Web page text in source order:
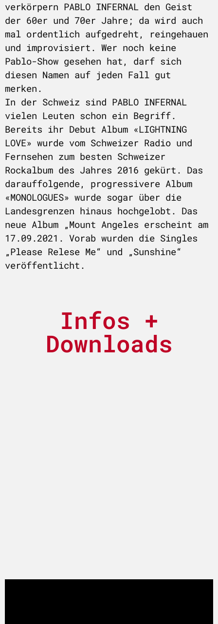
verkörpern PABLO INFERNAL den Geist
der 60er und 70er Jahre; da wird auch
mal ordentlich aufgedreht, reingehauen
und improvisiert. Wer noch keine
Pablo-Show gesehen hat, darf sich
diesen Namen auf jeden Fall gut
merken.
In der Schweiz sind PABLO INFERNAL
vielen Leuten schon ein Begriff.
Bereits ihr Debut Album «LIGHTNING
LOVE» wurde vom Schweizer Radio und
Fernsehen zum besten Schweizer
Rockalbum des Jahres 2016 gekürt. Das
darauffolgende, progressivere Album
«MONOLOGUES» wurde sogar über die
Landesgrenzen hinaus hochgelobt. Das
neue Album „Mount Angeles erscheint am
17.09.2021. Vorab wurden die Singles
„Please Relese Me“ und „Sunshine“
veröffentlicht.
Infos +
Downloads